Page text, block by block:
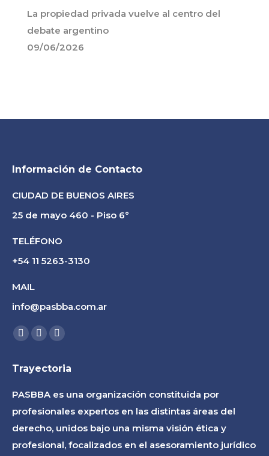
La propiedad privada vuelve al centro del
debate argentino
09/06/2026
Información de Contacto
CIUDAD DE BUENOS AIRES
25 de mayo 460 - Piso 6°
TELÉFONO
+54 11 5263-3130
MAIL
info@pasbba.com.ar
Find us on:
Facebook
opens
window
Linkedin
opens
window
Instagram
opens
window
Trayectoria
PASBBA es una organización constituida por
profesionales expertos en las distintas áreas del
derecho, unidos bajo una misma visión ética y
profesional, focalizados en el asesoramiento jurídico